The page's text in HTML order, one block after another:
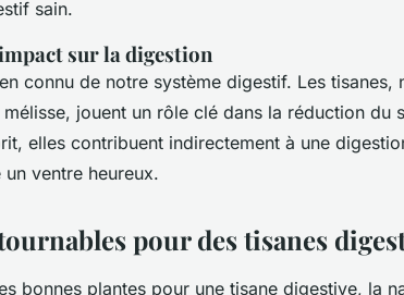
sain.
sur la digestion
connu de notre système digestif. Les tisanes,
jouent un rôle clé dans la réduction du
elles contribuent indirectement à une
ventre heureux.
pour des tisanes
bonnes plantes pour une tisane digestive, la